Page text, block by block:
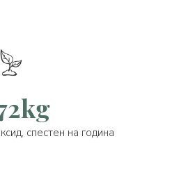
спестен на година